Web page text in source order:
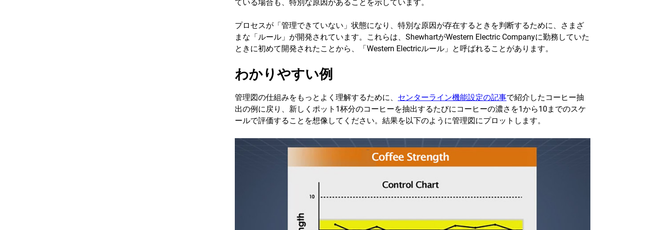
ている場合も、特別な原因があることを示しています。
プロセスが「管理できていない」状態になり、特別な原因が存在するときを判断するために、さまざ
まな「ルール」が開発されています。これらは、ShewhartがWestern Electric Companyに勤務していた
ときに初めて開発されたことから、「Western Electricルール」と呼ばれることがあります。
わかりやすい例
管理図の仕組みをもっとよく理解するために、 センターライン機能設定の記事で紹介したコーヒー抽
出の例に戻り、新しくポット1杯分のコーヒーを抽出するたびにコーヒーの濃さを1から10までのスケ
ールで評価することを想像してください。結果を以下のように管理図にプロットします。